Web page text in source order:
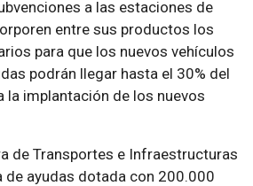
a las estaciones de
entre sus productos los
para que los nuevos vehículos
podrán llegar hasta el 30% del
la implantación de los nuevos
de Transportes e Infraestructuras
de ayudas dotada con 200.000